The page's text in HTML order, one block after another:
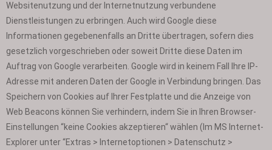
Websitenutzung und der Internetnutzung verbundene
Dienstleistungen zu erbringen. Auch wird Google diese
Informationen gegebenenfalls an Dritte übertragen, sofern dies
gesetzlich vorgeschrieben oder soweit Dritte diese Daten im
Auftrag von Google verarbeiten. Google wird in keinem Fall Ihre IP-
Adresse mit anderen Daten der Google in Verbindung bringen. Das
Speichern von Cookies auf Ihrer Festplatte und die Anzeige von
Web Beacons können Sie verhindern, indem Sie in Ihren Browser-
Einstellungen “keine Cookies akzeptieren“ wählen (Im MS Internet-
Explorer unter “Extras > Internetoptionen > Datenschutz >